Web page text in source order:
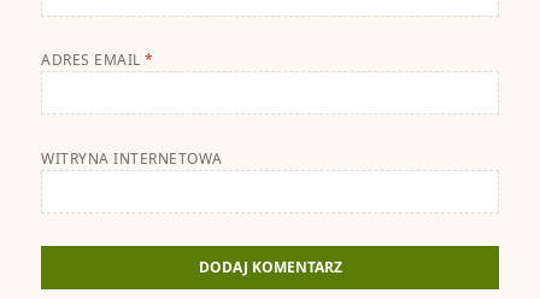
ADRES EMAIL*
WITRYNA INTERNETOWA